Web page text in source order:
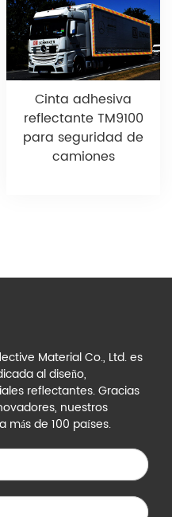
Cinta adhesiva
reflectante TM9100
para seguridad de
camiones
Material Co., Ltd. es
al diseño,
reflectantes. Gracias
nuestros
más de 100 países.